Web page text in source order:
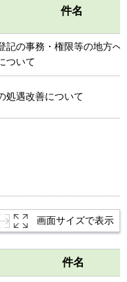
件名
記の事務・権限等の地方へ
ついて
処遇改善について
画面サイズで表示
件名